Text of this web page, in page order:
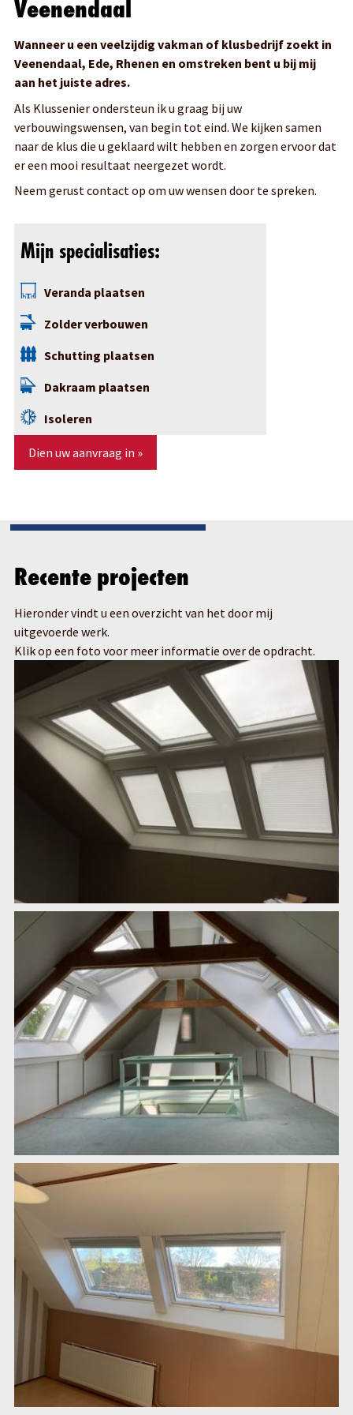
Kortom, wilt u graag u uw zolder graag verbouwd hebben?
graag bij u langs om uw plannen door te spreken en te
realiseren.
Veenendaal
Wanneer u een veelzijdig vakman of klusbedrijf zoekt in
Veenendaal, Ede, Rhenen en omstreken bent u bij mij
aan het juiste adres.
Als Klussenier ondersteun ik u graag bij uw
verbouwingswensen, van begin tot eind. We kijken samen
naar de klus die u geklaard wilt hebben en zorgen ervoor dat
er een mooi resultaat neergezet wordt.
Neem gerust contact op om uw wensen door te spreken.
Mijn specialisaties:
Veranda plaatsen
Zolder verbouwen
Schutting plaatsen
Dakraam plaatsen
Isoleren
Dien uw aanvraag in »
Recente projecten
Hieronder vindt u een overzicht van het door mij
uitgevoerde werk.
Klik op een foto voor meer informatie over de opdracht.